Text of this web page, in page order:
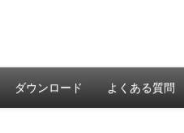
ダウンロード よくある質問